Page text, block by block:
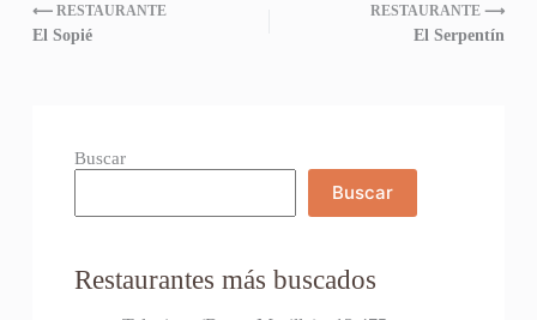
⟵ RESTAURANTE
El Sopié
RESTAURANTE ⟶
El Serpentín
Buscar
Buscar
Restaurantes más buscados